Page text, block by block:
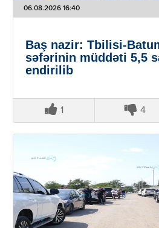
06.08.2026 16:40
Baş nazir: Tbilisi-
səfərinin müddəti 5,5
endirilib
1 4